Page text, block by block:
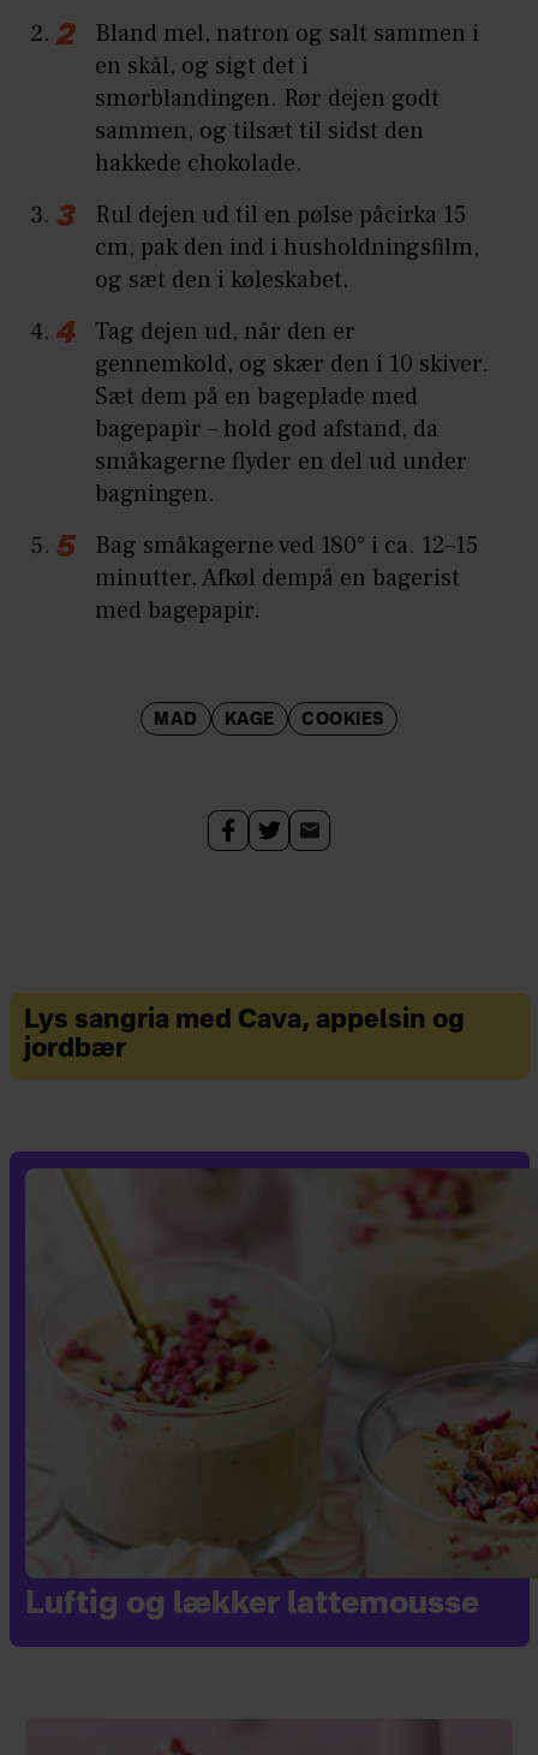
Bland mel, natron og salt sammen i
en skål, og sigt det i
smørblandingen. Rør dejen godt
sammen, og tilsæt til sidst den
hakkede chokolade.
Rul dejen ud til en pølse påcirka 15
cm, pak den ind i husholdningsfilm,
og sæt den i køleskabet.
Tag dejen ud, når den er
gennemkold, og skær den i 10 skiver.
Sæt dem på en bageplade med
bagepapir – hold god afstand, da
småkagerne flyder en del ud under
bagningen.
Bag småkagerne ved 180° i ca. 12–15
minutter. Afkøl dempå en bagerist
med bagepapir.
MAD KAGE COOKIES
Lys sangria med Cava, appelsin og
jordbær
Luftig og lækker lattemousse